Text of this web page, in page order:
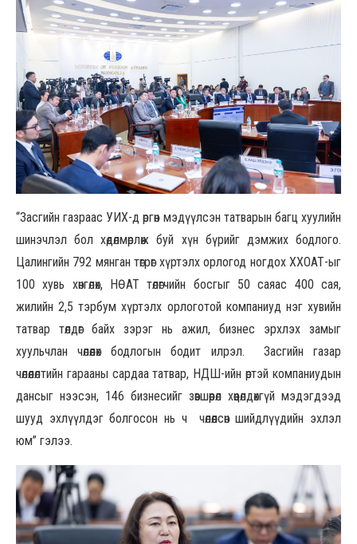
“Засгийн газраас УИХ-д өргөн мэдүүлсэн татварын багц хуулийн
шинэчлэл бол хөдөлмөрлөж буй хүн бүрийг дэмжих бодлого.
Цалингийн 792 мянган төгрөг хүртэлх орлогод ногдох ХХОАТ-ыг
100 хувь хөнгөлөх, НӨАТ төлөгчийн босгыг 50 саяас 400 сая,
жилийн 2,5 тэрбум хүртэлх орлоготой компаниуд нэг хувийн
татвар төлдөг байх зэрэг нь ажил, бизнес эрхлэх замыг
хуульчлан чөлөөлөх бодлогын бодит илрэл. Засгийн газар
чөлөөлөлтийн гарааны сардаа татвар, НДШ-ийн өртэй компаниудын
дансыг нээсэн, 146 бизнесийг зөвшөөрөл хөөцөлдөхгүй мэдэгдээд
шууд эхлүүлдэг болгосон нь ч чөлөөлсөн шийдлүүдийн эхлэл
юм” гэлээ.